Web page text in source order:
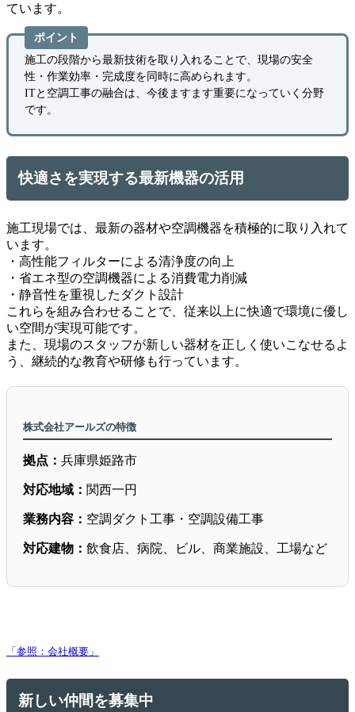
ています。
ポイント
施工の段階から最新技術を取り入れることで、現場の安全
性・作業効率・完成度を同時に高められます。
ITと空調工事の融合は、今後ますます重要になっていく分野
です。
快適さを実現する最新機器の活用
施工現場では、最新の器材や空調機器を積極的に取り入れて
います。
・高性能フィルターによる清浄度の向上
・省エネ型の空調機器による消費電力削減
・静音性を重視したダクト設計
これらを組み合わせることで、従来以上に快適で環境に優し
い空間が実現可能です。
また、現場のスタッフが新しい器材を正しく使いこなせるよ
う、継続的な教育や研修も行っています。
株式会社アールズの特徴
拠点： 兵庫県姫路市
対応地域： 関西一円
業務内容： 空調ダクト工事・空調設備工事
対応建物： 飲食店、病院、ビル、商業施設、工場など
「参照：会社概要」
新しい仲間を募集中